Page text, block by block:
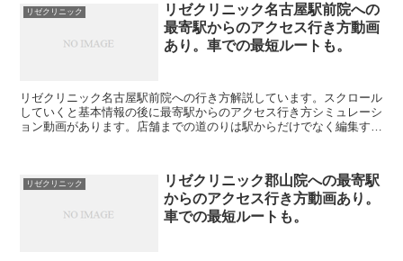
リゼクリニック
リゼクリニック名古屋駅前院への
最寄駅からのアクセス行き方動画
あり。車での最短ルートも。
リゼクリニック名古屋駅前院への行き方解説しています。スクロール
していくと基本情報の後に最寄駅からのアクセス行き方シミュレーシ
ョン動画があります。店舗までの道のりは駅からだけでなく編集する
リゼクリニック
リゼクリニック郡山院への最寄駅
からのアクセス行き方動画あり。
車での最短ルートも。